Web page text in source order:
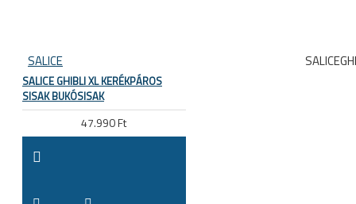
SALICE
SALICE GHIBLI XL KERÉKPÁROS
SISAK BUKÓSISAK
47.990 Ft